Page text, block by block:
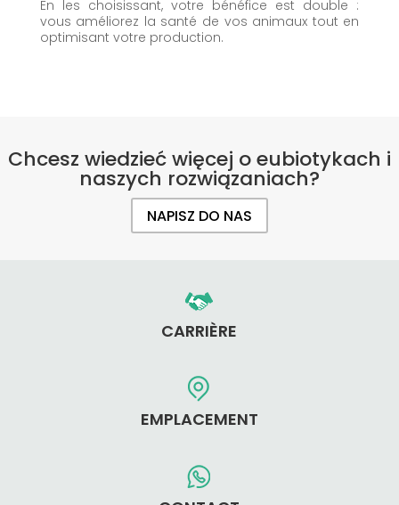
En les choisissant, votre bénéfice est double :
vous améliorez la santé de vos animaux tout en
optimisant votre production.
Chcesz wiedzieć więcej o eubiotykach i
naszych rozwiązaniach?
NAPISZ DO NAS
CARRIÈRE
EMPLACEMENT